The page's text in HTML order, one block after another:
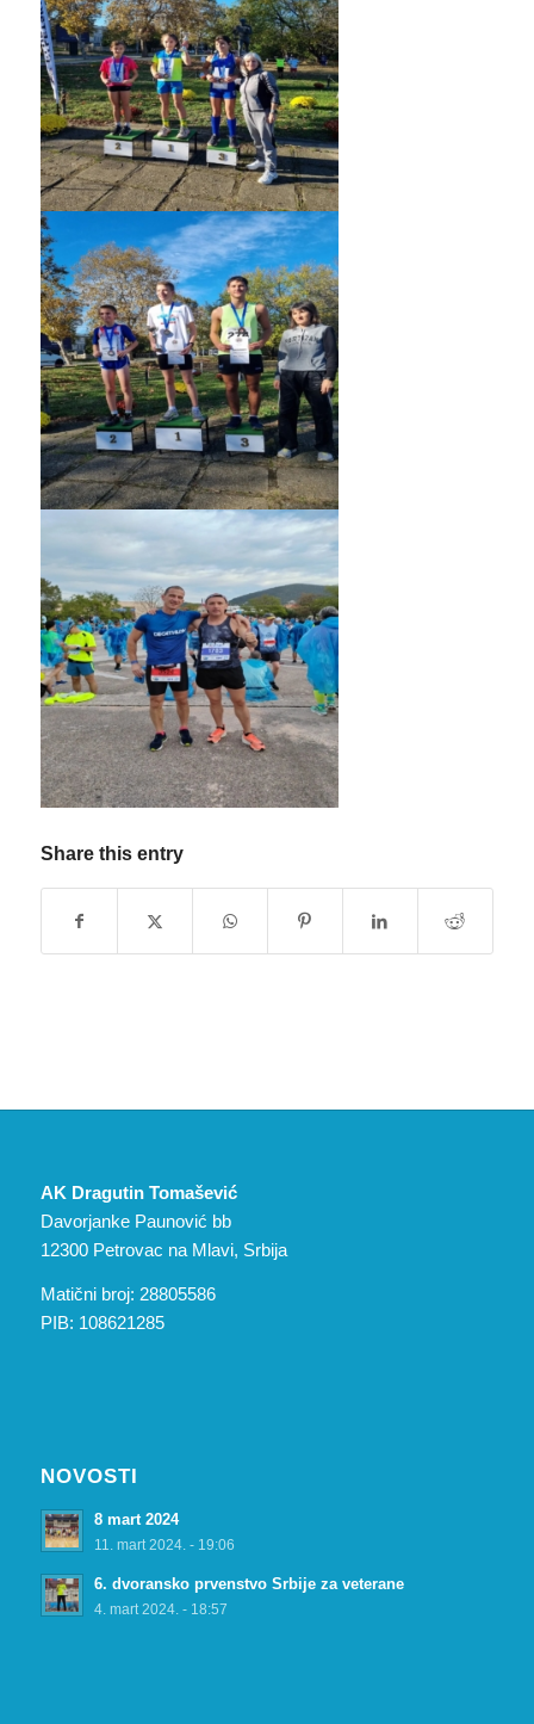
Share this entry
AK Dragutin Tomašević
Davorjanke Paunović bb
12300 Petrovac na Mlavi, Srbija
Matični broj: 28805586
PIB: 108621285
NOVOSTI
8 mart 2024
11. mart 2024. - 19:06
6. dvoransko prvenstvo Srbije za veterane
4. mart 2024. - 18:57